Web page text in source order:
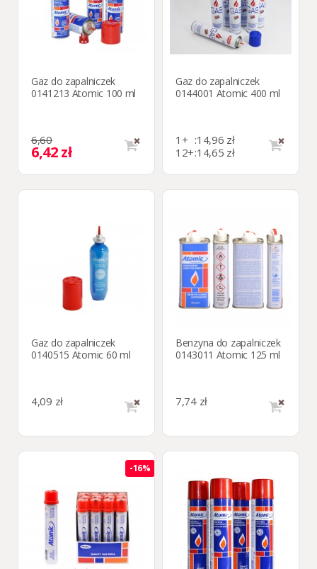
Gaz do zapalniczek
0141213 Atomic 100 ml
6,60
6,42 zł
Gaz do zapalniczek
0144001 Atomic 400 ml
1+ :14,96 zł
12+:14,65 zł
Gaz do zapalniczek
0140515 Atomic 60 ml
4,09 zł
Benzyna do zapalniczek
0143011 Atomic 125 ml
7,74 zł
-16%